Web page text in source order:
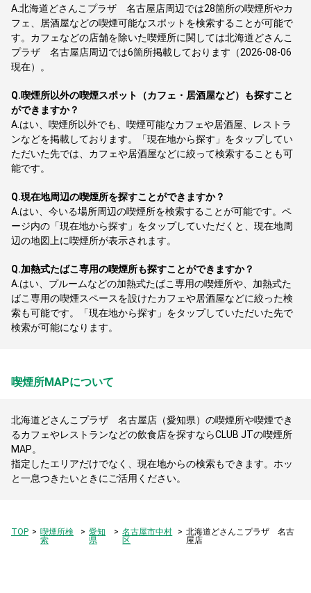
A.北海道どさんこプラザ 名古屋店周辺では28箇所の喫煙所やカ
フェ、居酒屋などの喫煙可能なスポットを検索することが可能で
す。カフェなどの店舗を除いた喫煙所に関しては北海道どさんこ
プラザ 名古屋店周辺では6箇所掲載しております（2026-08-06
現在）。
Q.喫煙所以外の喫煙スポット（カフェ・居酒屋など）も探すこと
ができますか？
A. はい、喫煙所以外でも、喫煙可能なカフェや居酒屋、レストラ
ンなどを掲載しております。「現在地から探す」をタップしてい
ただいた先では、カフェや居酒屋などに絞って検索することも可
能です。
Q.現在地周辺の喫煙所を探すことができますか？
A. はい、今いる場所周辺の喫煙所を検索することが可能です。ペ
ージ内の「現在地から探す」をタップしていただくと、現在地周
辺の地図上に喫煙所が表示されます。
Q.加熱式たばこ専用の喫煙所も探すことができますか？
A. はい、プルームなどの加熱式たばこ専用の喫煙所や、加熱式た
ばこ専用の喫煙スペースを設けたカフェや居酒屋などに絞った検
索も可能です。「現在地から探す」をタップしていただいた先で
検索が可能になります。
喫煙所MAPについて
北海道どさんこプラザ 名古屋店（愛知県）の喫煙所や喫煙でき
るカフェやレストランなどの飲食店を探すならCLUB JTの喫煙所
MAP。
指定したエリアだけでなく、現在地からの検索もできます。ホッ
と一息つきたいときにご活用ください。
TOP
喫煙所検
索
愛知
県
名古屋市中村
区
北海道どさんこプラザ 名古
屋店